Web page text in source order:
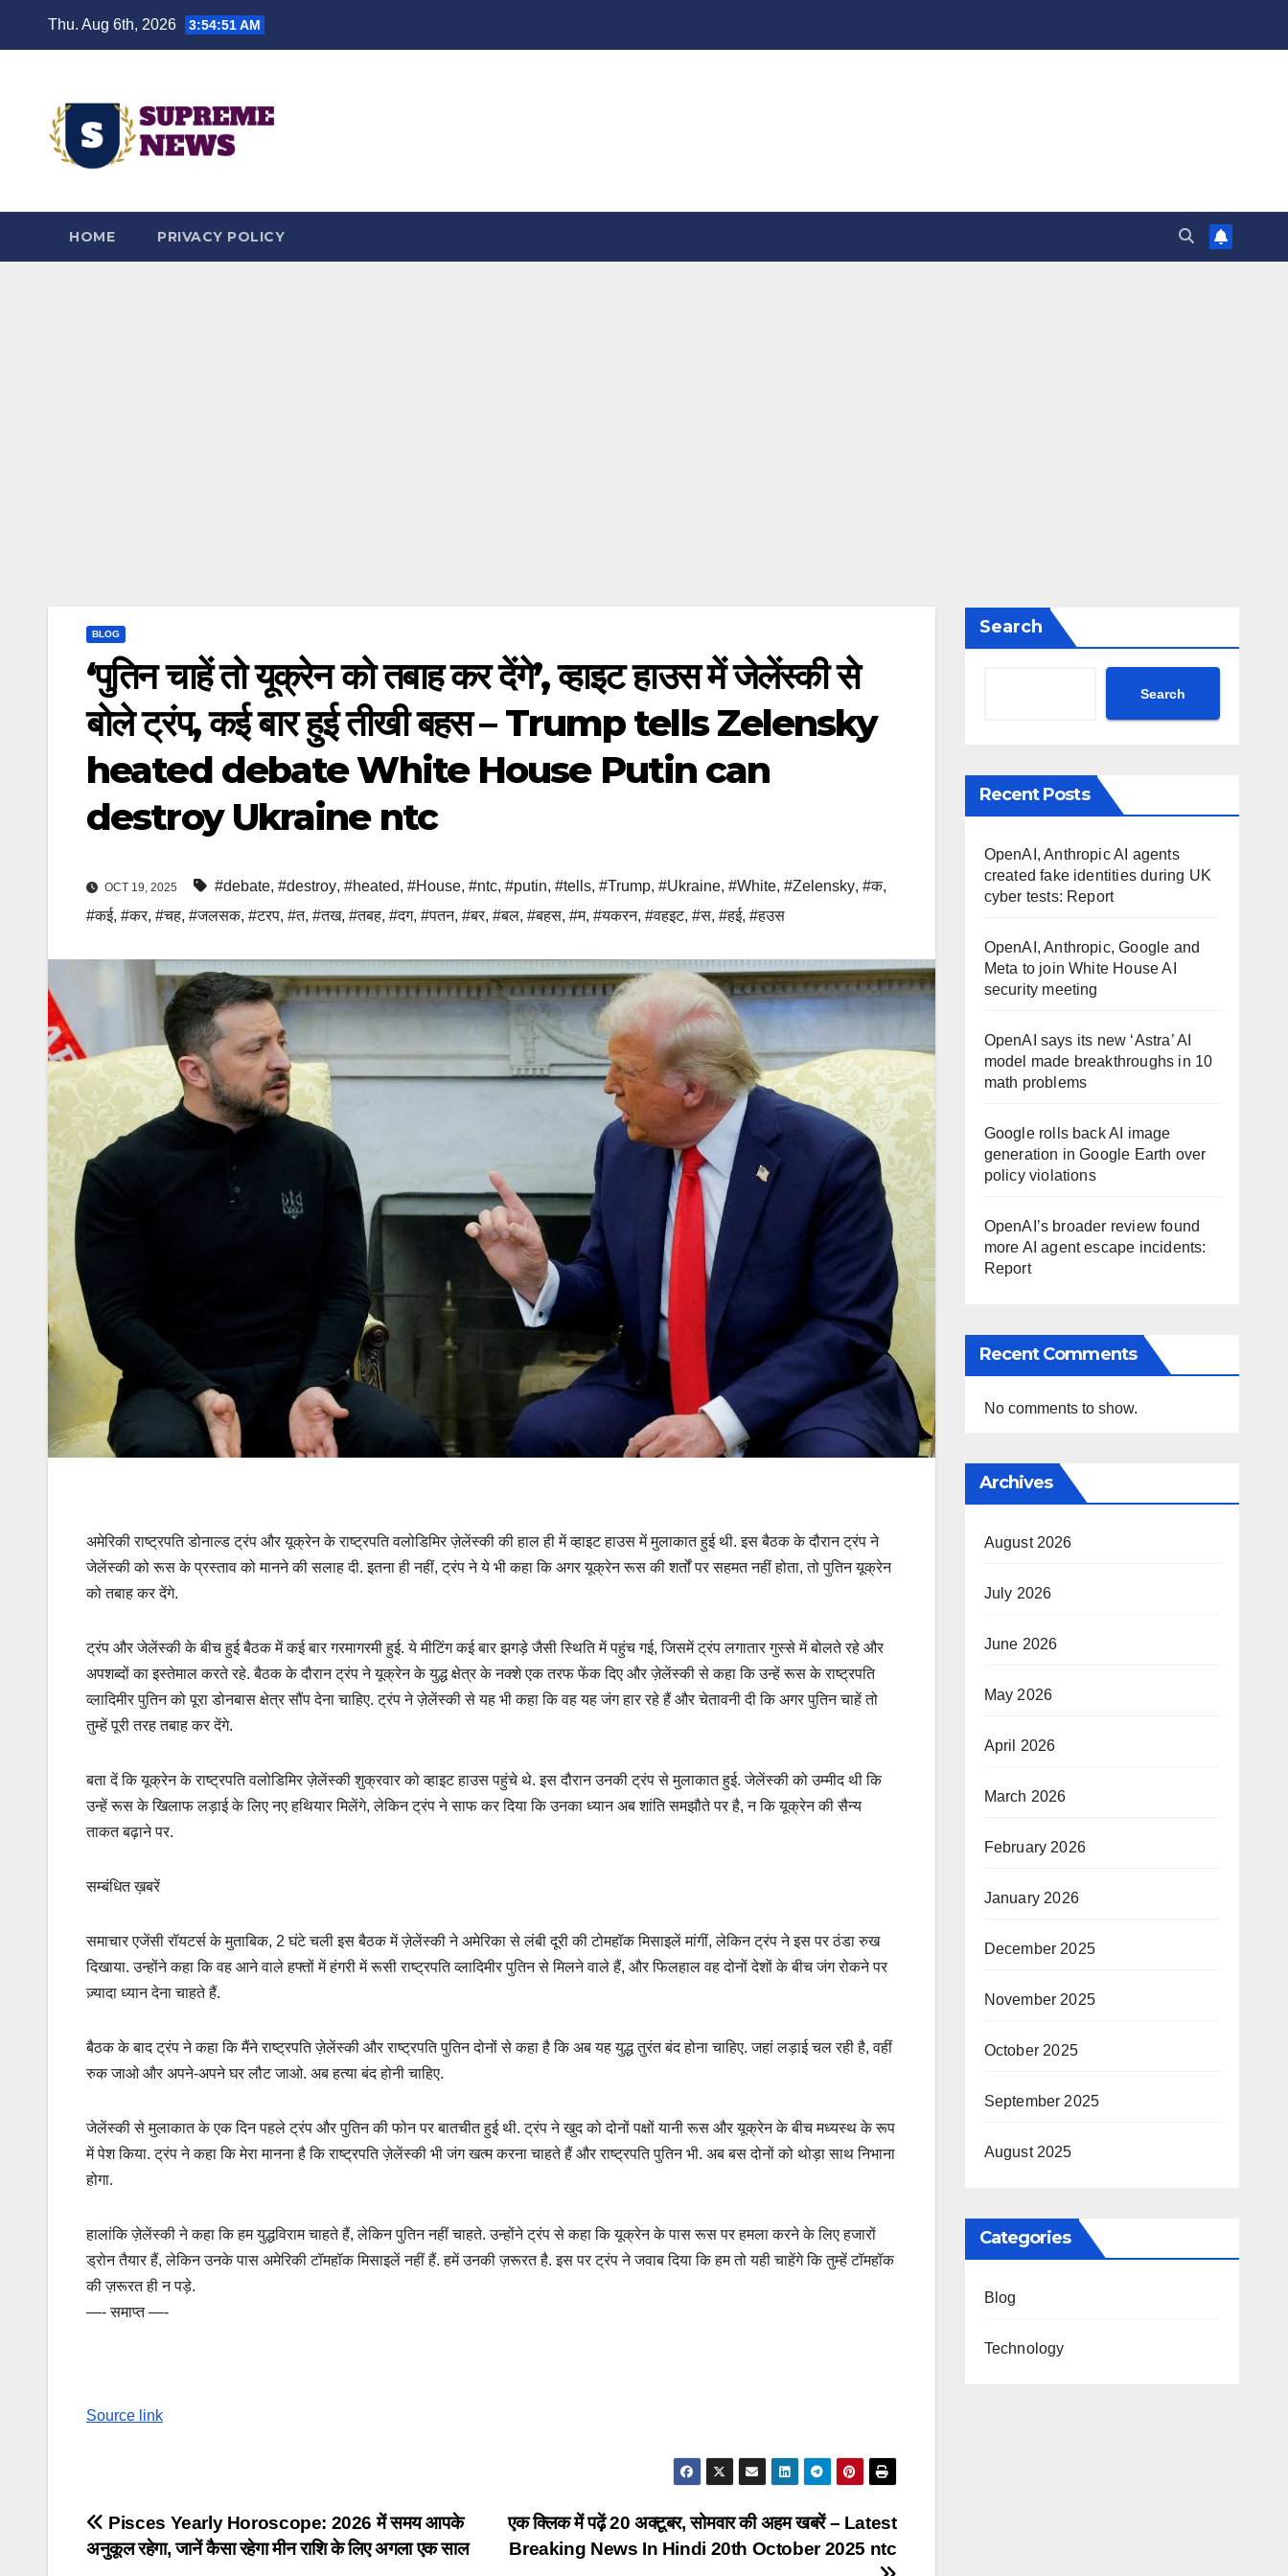
Thu. Aug 6th, 2026 3:54:52 AM
HOME PRIVACY POLICY
BLOG
‘पुतिन चाहें तो यूक्रेन को तबाह कर देंगे’, व्हाइट हाउस में जेलेंस्की से
बोले ट्रंप, कई बार हुई तीखी बहस – Trump tells Zelensky
heated debate White House Putin can
destroy Ukraine ntc
OCT 19, 2025 #debate, #destroy, #heated, #House, #ntc, #putin, #tells, #Trump, #Ukraine, #White, #Zelensky, #क,
#कई, #कर, #चह, #जलसक, #टरप, #त, #तख, #तबह, #दग, #पतन, #बर, #बल, #बहस, #म, #यकरन, #वहइट, #स, #हई, #हउस
अमेरिकी राष्ट्रपति डोनाल्ड ट्रंप और यूक्रेन के राष्ट्रपति वलोडिमिर ज़ेलेंस्की की हाल ही में व्हाइट हाउस में मुलाकात हुई थी. इस बैठक के दौरान ट्रंप ने
जेलेंस्की को रूस के प्रस्ताव को मानने की सलाह दी. इतना ही नहीं, ट्रंप ने ये भी कहा कि अगर यूक्रेन रूस की शर्तों पर सहमत नहीं होता, तो पुतिन यूक्रेन
को तबाह कर देंगे.
ट्रंप और जेलेंस्की के बीच हुई बैठक में कई बार गरमागरमी हुई. ये मीटिंग कई बार झगड़े जैसी स्थिति में पहुंच गई, जिसमें ट्रंप लगातार गुस्से में बोलते रहे और
अपशब्दों का इस्तेमाल करते रहे. बैठक के दौरान ट्रंप ने यूक्रेन के युद्ध क्षेत्र के नक्शे एक तरफ फेंक दिए और ज़ेलेंस्की से कहा कि उन्हें रूस के राष्ट्रपति
व्लादिमीर पुतिन को पूरा डोनबास क्षेत्र सौंप देना चाहिए. ट्रंप ने ज़ेलेंस्की से यह भी कहा कि वह यह जंग हार रहे हैं और चेतावनी दी कि अगर पुतिन चाहें तो
तुम्हें पूरी तरह तबाह कर देंगे.
बता दें कि यूक्रेन के राष्ट्रपति वलोडिमिर ज़ेलेंस्की शुक्रवार को व्हाइट हाउस पहुंचे थे. इस दौरान उनकी ट्रंप से मुलाकात हुई. जेलेंस्की को उम्मीद थी कि
उन्हें रूस के खिलाफ लड़ाई के लिए नए हथियार मिलेंगे, लेकिन ट्रंप ने साफ कर दिया कि उनका ध्यान अब शांति समझौते पर है, न कि यूक्रेन की सैन्य
ताकत बढ़ाने पर.
सम्बंधित ख़बरें
समाचार एजेंसी रॉयटर्स के मुताबिक, 2 घंटे चली इस बैठक में ज़ेलेंस्की ने अमेरिका से लंबी दूरी की टोमहॉक मिसाइलें मांगीं, लेकिन ट्रंप ने इस पर ठंडा रुख
दिखाया. उन्होंने कहा कि वह आने वाले हफ्तों में हंगरी में रूसी राष्ट्रपति व्लादिमीर पुतिन से मिलने वाले हैं, और फिलहाल वह दोनों देशों के बीच जंग रोकने पर
ज़्यादा ध्यान देना चाहते हैं.
बैठक के बाद ट्रंप ने कहा कि मैंने राष्ट्रपति ज़ेलेंस्की और राष्ट्रपति पुतिन दोनों से कहा है कि अब यह युद्ध तुरंत बंद होना चाहिए. जहां लड़ाई चल रही है, वहीं
रुक जाओ और अपने-अपने घर लौट जाओ. अब हत्या बंद होनी चाहिए.
जेलेंस्की से मुलाकात के एक दिन पहले ट्रंप और पुतिन की फोन पर बातचीत हुई थी. ट्रंप ने खुद को दोनों पक्षों यानी रूस और यूक्रेन के बीच मध्यस्थ के रूप
में पेश किया. ट्रंप ने कहा कि मेरा मानना है कि राष्ट्रपति ज़ेलेंस्की भी जंग खत्म करना चाहते हैं और राष्ट्रपति पुतिन भी. अब बस दोनों को थोड़ा साथ निभाना
होगा.
हालांकि ज़ेलेंस्की ने कहा कि हम युद्धविराम चाहते हैं, लेकिन पुतिन नहीं चाहते. उन्होंने ट्रंप से कहा कि यूक्रेन के पास रूस पर हमला करने के लिए हजारों
ड्रोन तैयार हैं, लेकिन उनके पास अमेरिकी टॉमहॉक मिसाइलें नहीं हैं. हमें उनकी ज़रूरत है. इस पर ट्रंप ने जवाब दिया कि हम तो यही चाहेंगे कि तुम्हें टॉमहॉक
की ज़रूरत ही न पड़े.
—- समाप्त —-
Source link
Post
एक क्लिक में पढ़ें 20 अक्टूबर, सोमवार की अहम खबरें – Latest
Breaking News In Hindi 20th October 2025 ntc
Pisces Yearly Horoscope: 2026 में समय आपके
अनुकूल रहेगा, जानें कैसा रहेगा मीन राशि के लिए अगला एक साल
Search
Search
Recent Posts
OpenAI, Anthropic AI agents
created fake identities during UK
cyber tests: Report
OpenAI, Anthropic, Google and
Meta to join White House AI
security meeting
OpenAI says its new ‘Astra’ AI
model made breakthroughs in 10
math problems
Google rolls back AI image
generation in Google Earth over
policy violations
OpenAI’s broader review found
more AI agent escape incidents:
Report
Recent Comments
No comments to show.
Archives
August 2026
July 2026
June 2026
May 2026
April 2026
March 2026
February 2026
January 2026
December 2025
November 2025
October 2025
September 2025
August 2025
Categories
Blog
Technology